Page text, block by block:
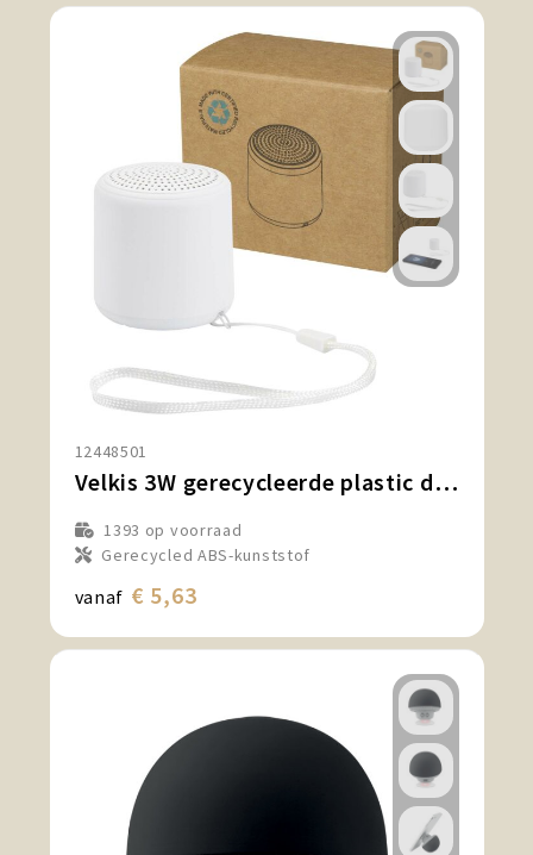
12448501
Velkis 3W gerecycleerde plastic draadloze Bluetooth®-speaker
1393 op voorraad
Gerecycled ABS-kunststof
vanaf € 5,63